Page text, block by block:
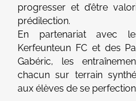
progresser et d’être
prédilection.
En partenariat avec
Kerfeunteun FC et des
Gabéric, les
chacun sur terrain
aux élèves de se